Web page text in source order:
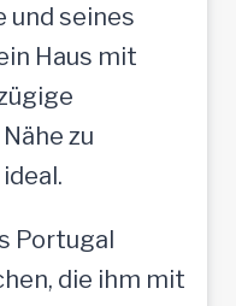
und seines
Haus mit
zu
Portugal
die ihm mit